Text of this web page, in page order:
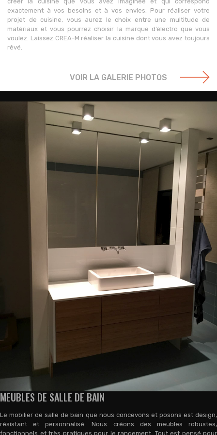
exactement à vos besoins et à vos envies. Pour réaliser votre
projet de cuisine, vous aurez le choix entre une multitude de
matériaux et vous pourrez choisir la marque d’électro que vous
voulez. Laissez CREA-M réaliser la cuisine dont vous avez toujours
rêvé.
VOIR LA GALERIE PHOTOS
MEUBLES DE SALLE DE BAIN
Le mobilier de salle de bain que nous concevons et posons est design,
résistant et personnalisé. Nous créons des meubles robustes,
fonctionnels et très pratiques pour le rangement. Tout est pensé pour